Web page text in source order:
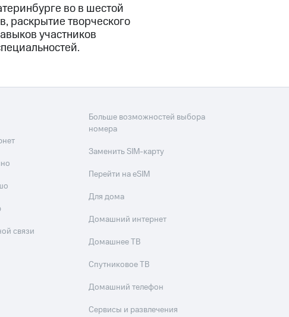
во в шестой
раскрытие творческого
участников
связи
Больше возможностей выбора
номера
Заменить SIM-карту
Перейти на eSIM
Для дома
Домашний интернет
Домашнее ТВ
Спутниковое ТВ
Домашний телефон
Сервисы и развлечения